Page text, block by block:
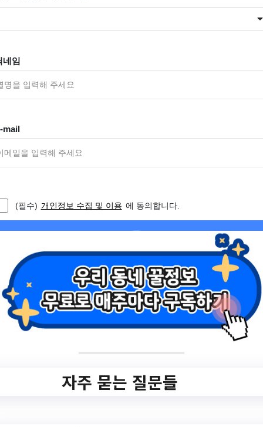
point 1. 시대와 함께 흐르는 동요사
point 2. 다함께 동요놀이 해요
2-2 쿵쿵짝짝 동요 악기놀이
2-3 알록달록 그림 동요놀이
point 3. ‘육알못’ 아빠를 위한 동요놀이
3-1 사랑하는 우리 가족
3-2 꿈틀꿈틀 인지발달 간지럼 놀이
3-3 아빠랑 ‘꼭꼭 약속해’
4-2 엄마표 영어! 마더구스로 시작해요
자주 묻는 질문들